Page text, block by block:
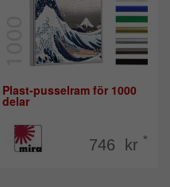
Plast-pusselram för 1000
delar
746 kr *